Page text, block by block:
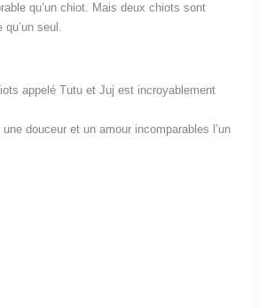
qu’un chiot. Mais deux chiots sont
qu’un seul.
appelé Tutu et Juj est incroyablement
douceur et un amour incomparables l’un